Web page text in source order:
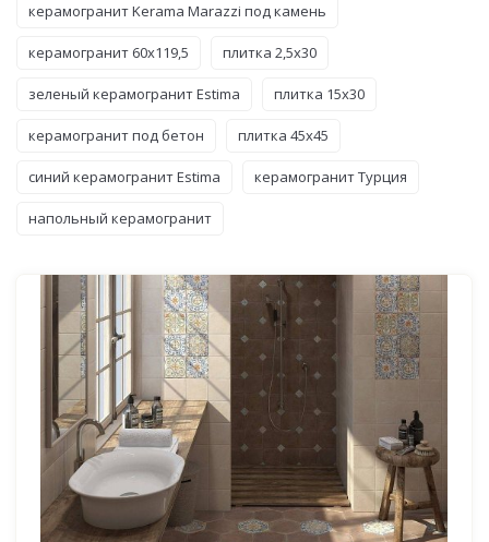
керамогранит Kerama Marazzi под камень
керамогранит 60x119,5 плитка 2,5x30
зеленый керамогранит Estima плитка 15x30
керамогранит под бетон плитка 45x45
синий керамогранит Estima керамогранит Турция
напольный керамогранит